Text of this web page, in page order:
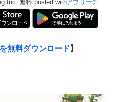
Inc. 無料 posted withアプリーチ
無料ダウンロード 】